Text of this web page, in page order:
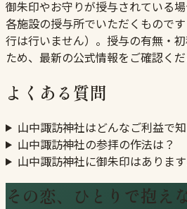
御朱印やお守りが授与されている
各施設の授与所でいただくもので
行は行いません）。授与の有無・
ため、最新の公式情報をご確認くだ
よくある質問
山中諏訪神社はどんなご利益で
山中諏訪神社の参拝の作法は？
山中諏訪神社に御朱印はありま
その恋、ひとりで抱え